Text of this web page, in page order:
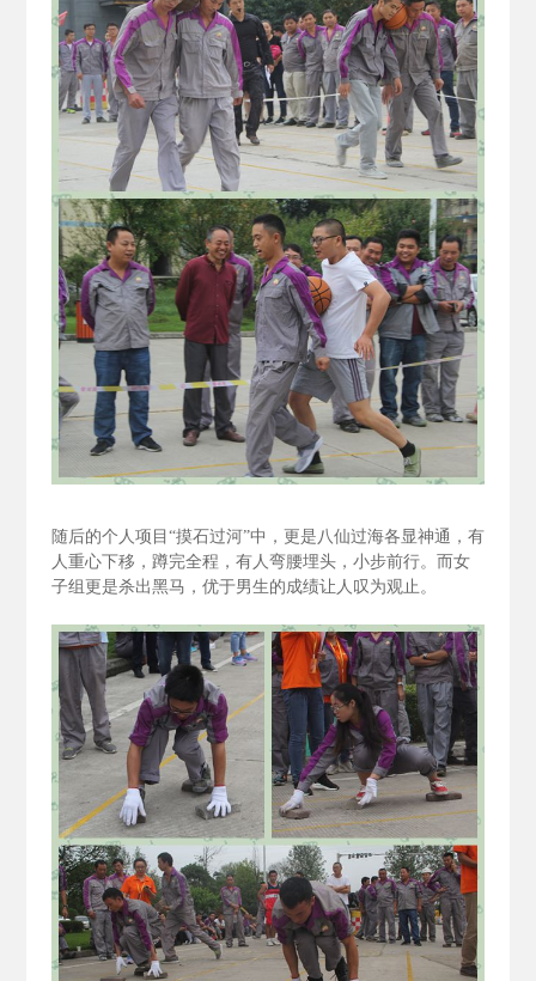
随后的个人项目“摸石过河”中，更是八仙过海各显神通，有
人重心下移，蹲完全程，有人弯腰埋头，小步前行。而女
子组更是杀出黑马，优于男生的成绩让人叹为观止。